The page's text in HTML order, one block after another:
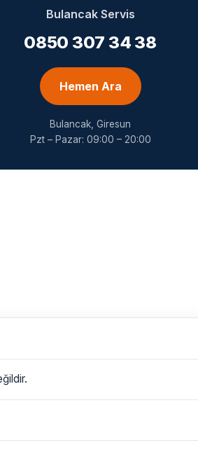
Bulancak Servis
0850 307 34 38
Hemen Ara
Bulancak, Giresun
Pzt – Pazar: 09:00 – 20:00